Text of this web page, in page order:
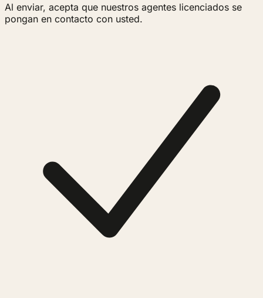
Al enviar, acepta que nuestros agentes licenciados se
pongan en contacto con usted.